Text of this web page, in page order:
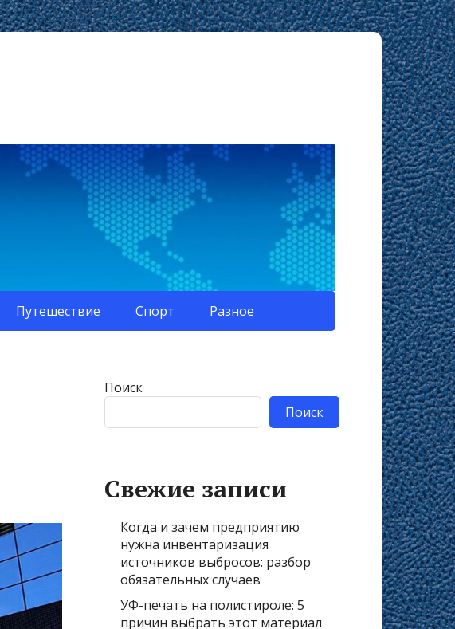
Путешествие Спорт Разное
Поиск
Поиск
Свежие записи
Когда и зачем предприятию
нужна инвентаризация
источников выбросов: разбор
обязательных случаев
УФ-печать на полистироле: 5
причин выбрать этот материал